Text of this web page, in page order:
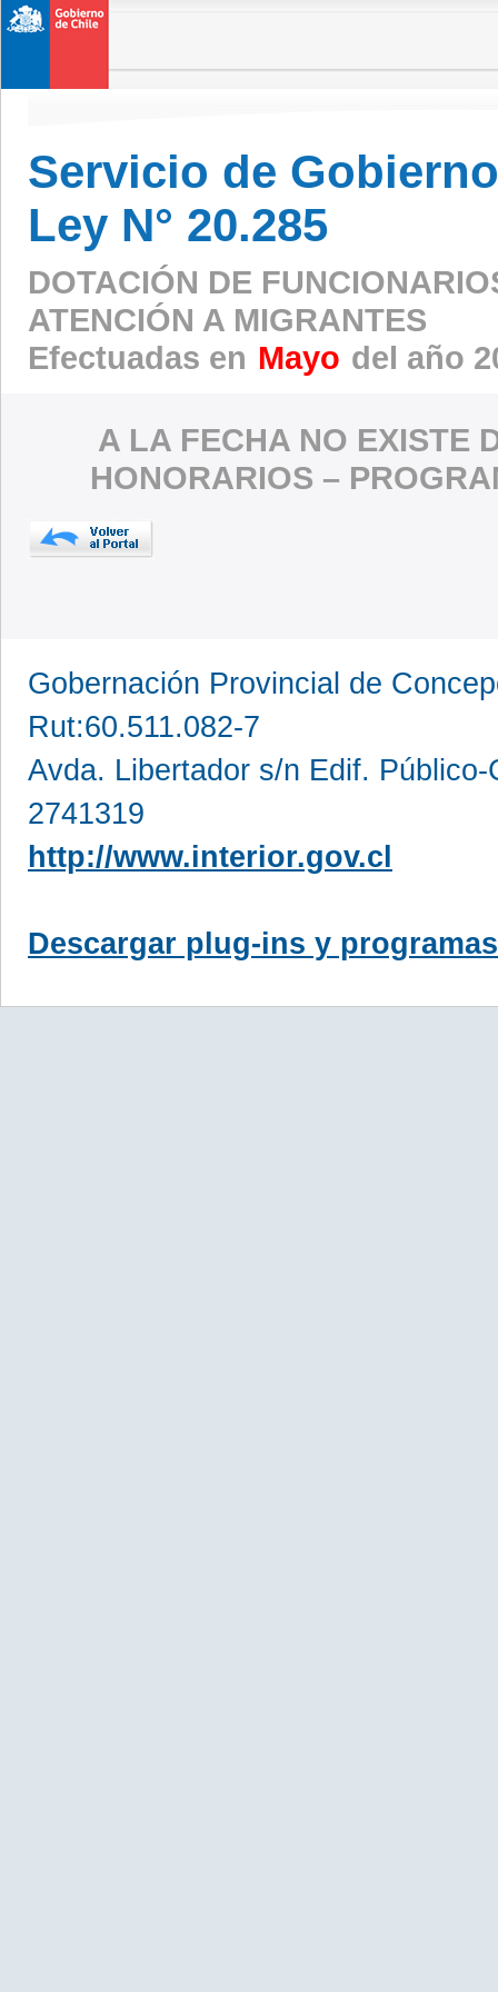
Servicio de
Ley N° 20.285
DOTACIÓN DE
ATENCIÓN A MIGRANTES
Efectuadas en Mayo del año
A LA FECHA NO EXISTE
HONORARIOS –
Gobernación Provincial de
Rut:60.511.082-7
Avda. Libertador s/n Edif.
2741319
http://www.interior.gov.cl
Descargar plug-ins y